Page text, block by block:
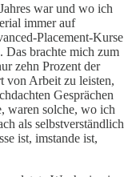
war und wo ich
immer auf
Placement-Kurse
Das brachte mich zum
zehn Prozent der
von Arbeit zu leisten,
Gesprächen
waren solche, wo ich
als selbstverständlich
ist, imstande ist,